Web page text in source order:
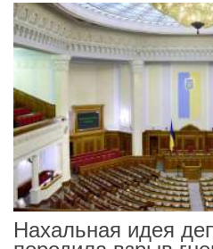
Нахальная идея